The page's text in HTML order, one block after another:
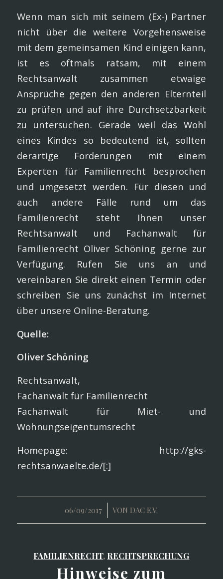
Wenn man sich mit seinem (Ex-) Partner
nicht über die weitere Vorgehensweise
mit dem gemeinsamen Kind einigen kann,
ist es oftmals ratsam, mit einem
Rechtsanwalt zusammen etwaige
Ansprüche gegen den anderen Elternteil
zu prüfen und auf ihre Durchsetzbarkeit
zu untersuchen. Gerade weil das Wohl
eines Kindes so bedeutend ist, sollten
derartige Forderungen mit einem
Experten für Familienrecht besprochen
und umgesetzt werden. Für diesen und
auch andere Fälle rund um das
Familienrecht steht Ihnen unser
Rechtsanwalt und Fachanwalt für
Familienrecht Oliver Schöning gerne zur
Verfügung. Rufen Sie uns an und
vereinbaren Sie direkt einen Termin oder
schreiben Sie uns zunächst im Internet
über unsere Online-Beratung.
Quelle:
Oliver Schöning
Rechtsanwalt,
Fachanwalt für Familienrecht
Fachanwalt für Miet- und
Wohnungseigentumsrecht
Homepage: http://gks-
rechtsanwaelte.de/[:]
06/09/2017
/ VON DAC E.V.
FAMILIENRECHT, RECHTSPRECHUNG
Hinweise zum